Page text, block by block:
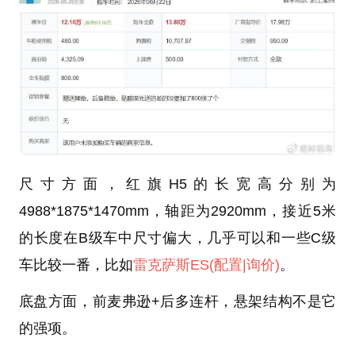
尺寸方面，红旗H5的长宽高分别为
4988*1875*1470mm，轴距为2920mm，接近5米
的长度在B级车中尺寸偏大，几乎可以和一些C级
车比较一番，比如雷克萨斯ES(配置|询价)。
底盘方面，前麦弗逊+后多连杆，悬架结构不是它
的强项。